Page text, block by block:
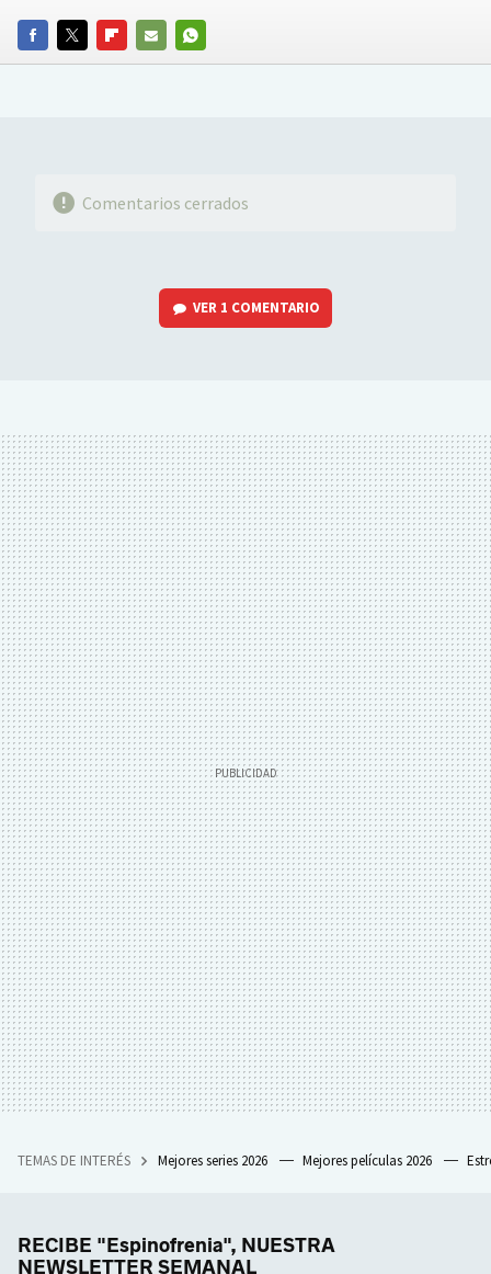
FACEBOOKTWITTERFLIPBOARD
E-
WHATSAPP
Comentarios cerrados
VER 1 COMENTARIO
TEMAS DE INTERÉS Mejores series 2026 Mejores películas 2026
RECIBE "Espinofrenia", NUESTRA
NEWSLETTER SEMANAL